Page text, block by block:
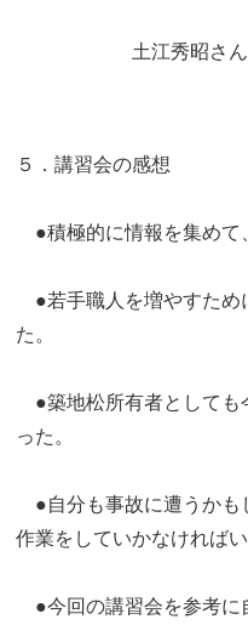
土江秀昭さん（出
５．講習会の感想
●積極的に情報を集めて
●若手職人を増やすため
た。
●築地松所有者としても
った。
●自分も事故に遭うかも
作業をしていかなければ
●今回の講習会を参考に